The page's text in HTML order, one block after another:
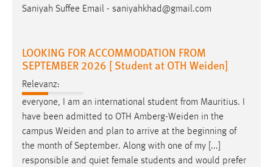
Saniyah Suffee Email - saniyahkhad@gmail.com
LOOKING FOR ACCOMMODATION FROM
SEPTEMBER 2026 [ Student at OTH Weiden]
Relevanz:
everyone, I am an international student from Mauritius. I
have been admitted to OTH Amberg-Weiden in the
campus Weiden and plan to arrive at the beginning of
the month of September. Along with one of my [...]
responsible and quiet female students and would prefer